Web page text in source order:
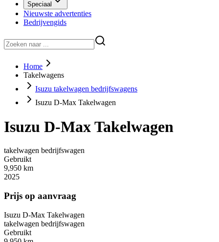
Speciaal
Nieuwste advertenties
Bedrijvengids
Home
Takelwagens
Isuzu takelwagen bedrijfswagens
Isuzu D-Max Takelwagen
Isuzu D-Max Takelwagen
takelwagen bedrijfswagen
Gebruikt
9,950 km
2025
Prijs op aanvraag
Isuzu D-Max Takelwagen
takelwagen bedrijfswagen
Gebruikt